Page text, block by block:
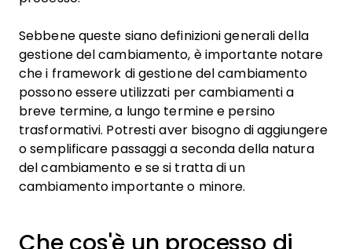
Sebbene queste siano definizioni generali della
gestione del cambiamento, è importante notare
che i framework di gestione del cambiamento
possono essere utilizzati per cambiamenti a
breve termine, a lungo termine e persino
trasformativi. Potresti aver bisogno di aggiungere
o semplificare passaggi a seconda della natura
del cambiamento e se si tratta di un
cambiamento importante o minore.
Che cos'è un processo di